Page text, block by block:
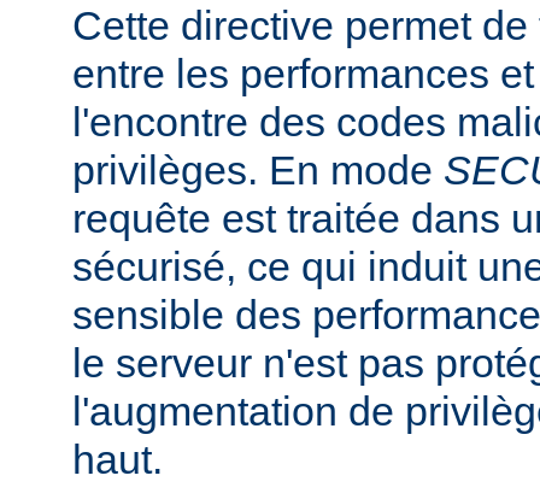
Cette directive permet
entre les performances
l'encontre des codes
privilèges. En mode
requête est traitée dans
sécurisé, ce qui induit
sensible des
le serveur n'est pas
l'augmentation de
haut.